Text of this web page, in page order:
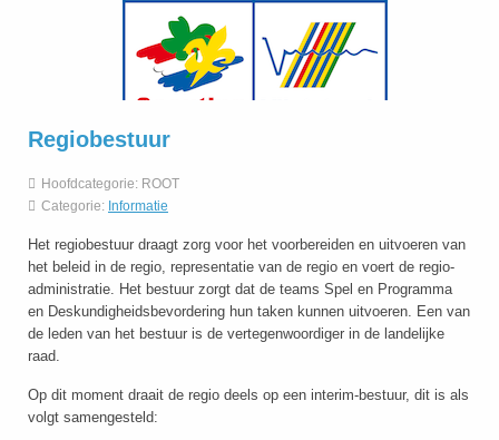
Regiobestuur
Hoofdcategorie: ROOT
Categorie: Informatie
Het regiobestuur draagt zorg voor het voorbereiden en uitvoeren van
het beleid in de regio, representatie van de regio en voert de regio-
administratie. Het bestuur zorgt dat de teams Spel en Programma
en Deskundigheidsbevordering hun taken kunnen uitvoeren. Een van
de leden van het bestuur is de vertegenwoordiger in de landelijke
raad.
Op dit moment draait de regio deels op een interim-bestuur, dit is als
volgt samengesteld: